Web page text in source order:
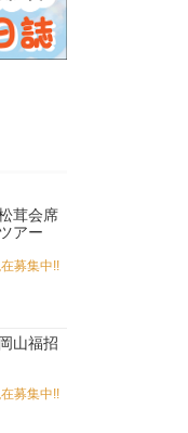
茸会席
アー
募集中!!
山福招
募集中!!